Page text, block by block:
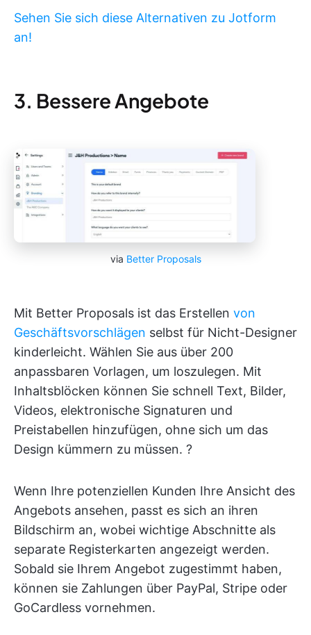
Sehen Sie sich diese Alternativen zu Jotform
an!
3. Bessere Angebote
via Better Proposals
Mit Better Proposals ist das Erstellen von
Geschäftsvorschlägen selbst für Nicht-Designer
kinderleicht. Wählen Sie aus über 200
anpassbaren Vorlagen, um loszulegen. Mit
Inhaltsblöcken können Sie schnell Text, Bilder,
Videos, elektronische Signaturen und
Preistabellen hinzufügen, ohne sich um das
Design kümmern zu müssen. ?
Wenn Ihre potenziellen Kunden Ihre Ansicht des
Angebots ansehen, passt es sich an ihren
Bildschirm an, wobei wichtige Abschnitte als
separate Registerkarten angezeigt werden.
Sobald sie Ihrem Angebot zugestimmt haben,
können sie Zahlungen über PayPal, Stripe oder
GoCardless vornehmen.